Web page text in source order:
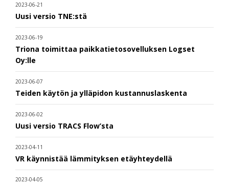
2023-06-21
Uusi versio TNE:stä
2023-06-19
Triona toimittaa paikkatietosovelluksen Logset
Oy:lle
2023-06-07
Teiden käytön ja ylläpidon kustannuslaskenta
2023-06-02
Uusi versio TRACS Flow’sta
2023-04-11
VR käynnistää lämmityksen etäyhteydellä
2023-04-05